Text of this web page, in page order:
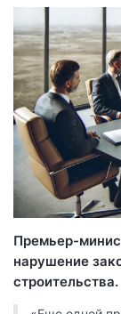
Премьер-
нарушение
строительства.